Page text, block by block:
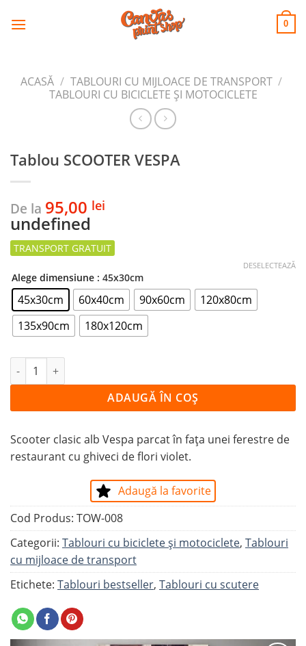
CANVAS
PRINT SHOP 0
ACASĂ / TABLOURI CU MIJLOACE DE TRANSPORT /
TABLOURI CU BICICLETE ŞI MOTOCICLETE
Tablou SCOOTER VESPA
De la 95,00 lei
undefined
Alege dimensiune : 45x30cm
45x30cm 60x40cm 90x60cm
120x80cm
135x90cm
180x120cm
DESELECTEAZĂ
Cantitate Tablou SCOOTER VESPA
ADAUGĂ ÎN COȘ
Scooter clasic alb Vespa parcat în fața unei ferestre de
restaurant cu ghiveci de flori violet.
Adaugă la favorite
Cod Produs: TOW-008
Categorii: Tablouri cu biciclete şi motociclete, Tablouri
cu mijloace de transport
Etichete: Tablouri bestseller, Tablouri cu scutere